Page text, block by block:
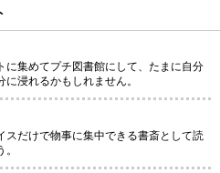
に集めてプチ図書館にして、たまに自分
浸れるかもしれません。
スだけで物事に集中できる書斎として読